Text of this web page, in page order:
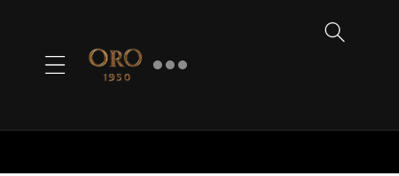
al contenido